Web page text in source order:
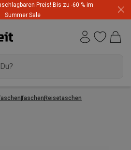
Preis! Bis zu -60 % im
Summer Sale
TaschenReisetaschen